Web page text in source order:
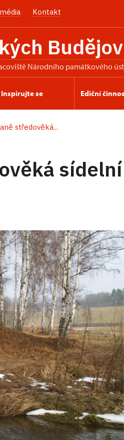
Kontakt
Národního památkového
Inspirujte se Ediční
středověká...
sídelní